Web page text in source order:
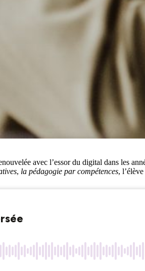
avec l’essor du digital dans les
, la pédagogie par compétences,